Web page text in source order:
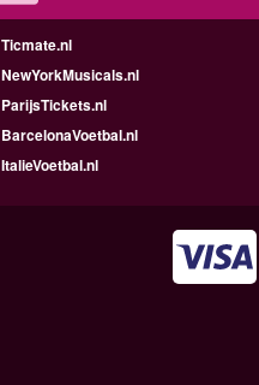
Ticmate.nl
NewYorkMusicals.nl
ParijsTickets.nl
BarcelonaVoetbal.nl
ItalieVoetbal.nl